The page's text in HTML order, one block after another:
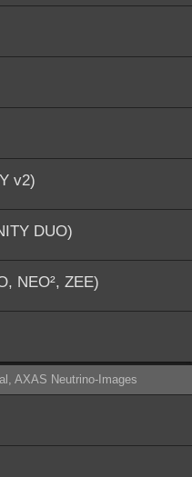
v2)
DUO)
NEO², ZEE)
AXAS Neutrino-Images